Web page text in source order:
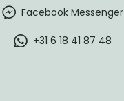
Facebook Messenger
+31 6 18 41 87 48